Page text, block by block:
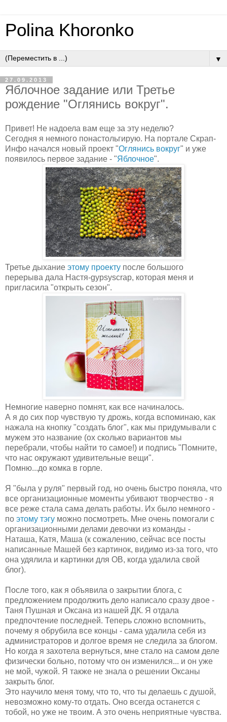
Polina Khoronko
▼
27.09.2013
Яблочное задание или Третье
рождение "Оглянись вокруг".
Привет! Не надоела вам еще за эту неделю?
Сегодня я немного понастольгирую. На портале Скрап-
Инфо начался новый проект "Оглянись вокруг" и уже
появилось первое задание - "Яблочное".
Третье дыхание этому проекту после большого
перерыва дала Настя-gypsyscrap, которая меня и
пригласила "открыть сезон".
Немногие наверно помнят, как все начиналось.
А я до сих пор чувствую ту дрожь, когда вспоминаю, как
нажала на кнопку "создать блог", как мы придумывали с
мужем это название (ох сколько вариантов мы
перебрали, чтобы найти то самое!) и подпись "Помните,
что нас окружают удивительные вещи".
Помню...до комка в горле.
Я "была у руля" первый год, но очень быстро поняла, что
все организационные моменты убивают творчество - я
все реже стала сама делать работы. Их было немного -
по этому тэгу можно посмотреть. Мне очень помогали с
организационными делами девочки из команды -
Наташа, Катя, Маша (к сожалению, сейчас все посты
написанные Машей без картинок, видимо из-за того, что
она удялила и картинки для ОВ, когда удалила свой
блог).
После того, как я объявила о закрытии блога, с
предложением продолжить дело написало сразу двое -
Таня Пушная и Оксана из нашей ДК. Я отдала
предпочтение последней. Теперь сложно вспомнить,
почему я обрубила все концы - сама удалила себя из
администраторов и долгое время не следила за блогом.
Но когда я захотела вернуться, мне стало на самом деле
физически больно, потому что он изменился... и он уже
не мой, чужой. Я также не знала о решении Оксаны
закрыть блог.
Это научило меня тому, что то, что ты делаешь с душой,
невозможно кому-то отдать. Оно всегда останется с
тобой, но уже не твоим. А это очень неприятные чувства.